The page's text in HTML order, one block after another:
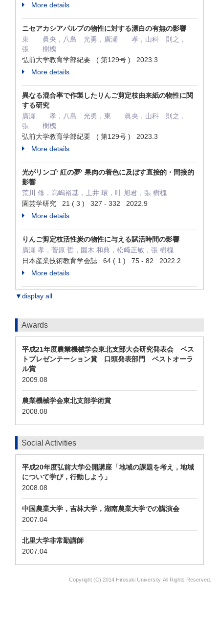
More details
ニセアカシアパルプの物性に対する漂白の有無の影響
東 眞央，八島 光勇，廣瀬 孝，山科 則之，
張 樹槐
弘前大学教育学部紀要 ( 第129号 ) 2023.3
More details
異なる混合率で作製したりんご剪定枝由来紙の物性に関
する研究
廣瀬 孝，八島 光勇，東 眞央，山科 則之，
張 樹槐
弘前大学教育学部紀要 ( 第129号 ) 2023.3
More details
光がリンゴ‘ 紅の夢’ 果肉の着色に及ぼす直接的・間接的
影響
荒川 修，高嶋裕基，土井 環，叶 旭君，張 樹槐
園芸学研究 21 ( 3 ) 327 - 332 2022.9
More details
りんご剪定枝活性炭の物性に与える賦活時間の影響
廣瀬 孝，菅原 哲，園木 和典，松﨑正敏，張 樹槐
日本産業技術教育学会誌 64 ( 1 ) 75 - 82 2022.2
More details
▼display all
Awards
平成21年度農業機械学会東北支部大会研究発表会 ベス
トプレゼンテーション賞 口頭発表部門 ベストオーラ
ル賞
2009.08
農業機械学会東北支部学術賞
2008.08
Social Activities
平成20年度弘前大学公開講座「地域の課題を考え，地域
について学び，行動しよう」
2008.08
中国農業大学，吉林大学，湖南農業大学での講演会
2007.04
北里大学非常勤講師
2007.04
Copyright (C) 2014 Hirosaki University, All Rights Reserved.